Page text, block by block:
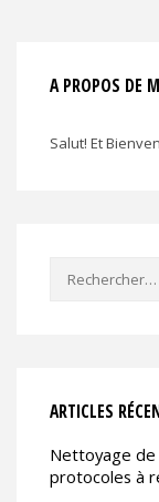
A PROPOS DE
Salut! Et
Rechercher :
ARTICLES
Nettoyage de
protocoles à